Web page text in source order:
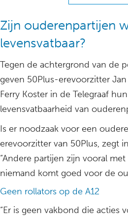
Zijn ouderenpartijen
levensvatbaar?
Tegen de achtergrond van de
geven 50Plus-erevoorzitter
Ferry Koster in de Telegraaf
levensvatbaarheid van
Is er noodzaak voor een
erevoorzitter van 50Plus, zegt
“Andere partijen zijn vooral
niemand komt goed voor de
Geen rollators op de A12
“Er is geen vakbond die acties